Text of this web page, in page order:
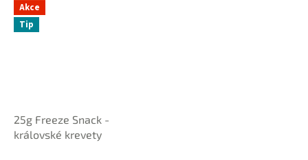
Akce
Tip
25g Freeze Snack -
královské krevety